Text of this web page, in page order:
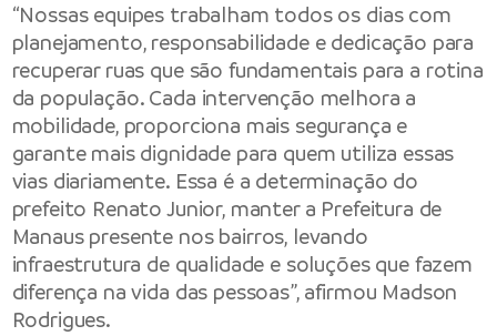
“Nossas equipes trabalham todos os dias com
planejamento, responsabilidade e dedicação para
recuperar ruas que são fundamentais para a rotina
da população. Cada intervenção melhora a
mobilidade, proporciona mais segurança e
garante mais dignidade para quem utiliza essas
vias diariamente. Essa é a determinação do
prefeito Renato Junior, manter a Prefeitura de
Manaus presente nos bairros, levando
infraestrutura de qualidade e soluções que fazem
diferença na vida das pessoas”, afirmou Madson
Rodrigues.